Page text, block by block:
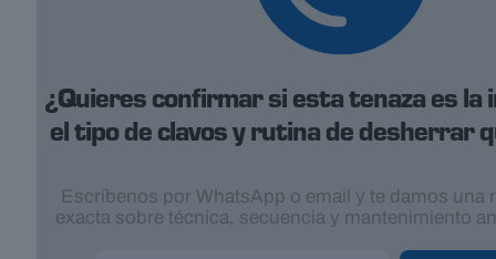
¿Quieres confirmar si esta tenaza es la
el tipo de clavos y rutina de desherrar
Escríbenos por WhatsApp o email y te damos una
exacta sobre técnica, secuencia y mantenimiento